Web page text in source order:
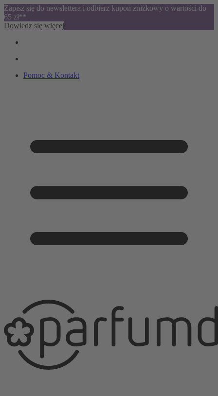
Zapisz się do newslettera i odbierz kupon zniżkowy o wartości do
65 zł**
Dowiedz się więcej
Pomoc & Kontakt